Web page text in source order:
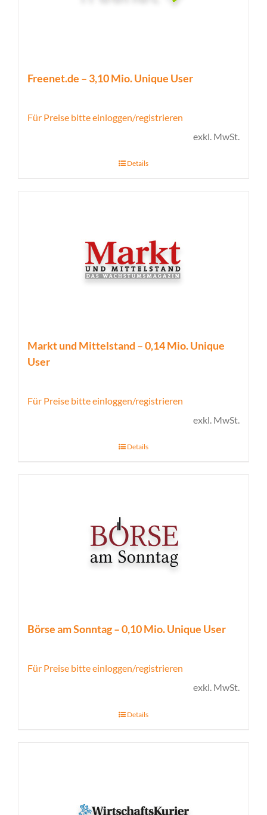
Freenet.de – 3,10 Mio. Unique User
Für Preise bitte einloggen/registrieren
exkl. MwSt.
Details
Markt und Mittelstand – 0,14 Mio. Unique
User
Für Preise bitte einloggen/registrieren
exkl. MwSt.
Details
Börse am Sonntag – 0,10 Mio. Unique User
Für Preise bitte einloggen/registrieren
exkl. MwSt.
Details